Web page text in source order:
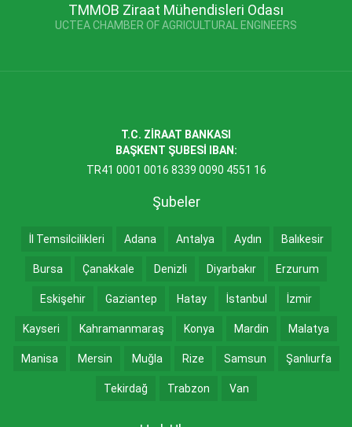
TMMOB Ziraat Mühendisleri Odası
UCTEA CHAMBER OF AGRICULTURAL ENGINEERS
T.C. ZİRAAT BANKASI
BAŞKENT ŞUBESİ IBAN:
TR41 0001 0016 8339 0090 4551 16
Şubeler
İl Temsilcilikleri Adana Antalya Aydın Balıkesir
Bursa Çanakkale Denizli Diyarbakır Erzurum
Eskişehir Gaziantep Hatay İstanbul İzmir
Kayseri Kahramanmaraş Konya Mardin Malatya
Manisa Mersin Muğla Rize Samsun Şanlıurfa
Tekirdağ Trabzon Van